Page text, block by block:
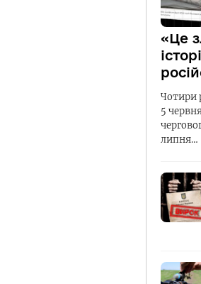
«Це
Чотири
5
липня…